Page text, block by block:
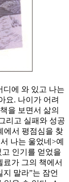
디에 와 있고 나는
요. 나이가 어려
을 보면서 삶의
리고 실패와 성공
에서 평점심을 찾
나는 울었네>예
인기를 얻었을
료가 그의 책에서
말라”는 잠언